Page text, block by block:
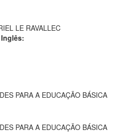
Inovações e Comunicações
LE RAVALLEC
PARA A EDUCAÇÃO BÁSICA
PARA A EDUCAÇÃO BÁSICA